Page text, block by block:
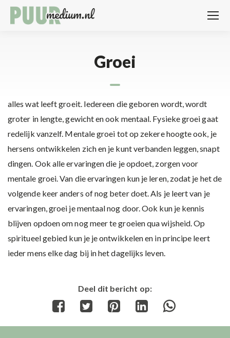
Groei
alles wat leeft groeit. Iedereen die geboren wordt, wordt
groter in lengte, gewicht en ook mentaal. Fysieke groei gaat
redelijk vanzelf. Mentale groei tot op zekere hoogte ook, je
hersens ontwikkelen zich en je kunt verbanden leggen, snapt
dingen. Ook alle ervaringen die je opdoet, zorgen voor
mentale groei. Van die ervaringen kun je leren, zodat je het de
volgende keer anders of nog beter doet. Als je leert van je
ervaringen, groei je mentaal nog door. Ook kun je kennis
blijven opdoen om nog meer te groeien qua wijsheid. Op
spiritueel gebied kun je je ontwikkelen en in principe leert
ieder mens elke dag bij in het dagelijks leven.
Deel dit bericht op:
Share
Share
Share
Share